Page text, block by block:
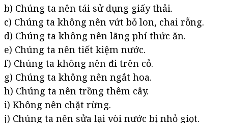
b) Chúng ta nên tái sử dụng giấy thải.
c) Chúng ta không nên vứt bỏ lon, chai rỗng.
d) Chúng ta không nên lãng phí thức ăn.
e) Chúng ta nên tiết kiệm nước.
f) Chúng ta không nên đi trên cỏ.
g) Chúng ta không nên ngắt hoa.
h) Chúng ta nên trồng thêm cây.
i) Không nên chặt rừng.
j) Chúng ta nên sửa lại vòi nước bị nhỏ giọt.